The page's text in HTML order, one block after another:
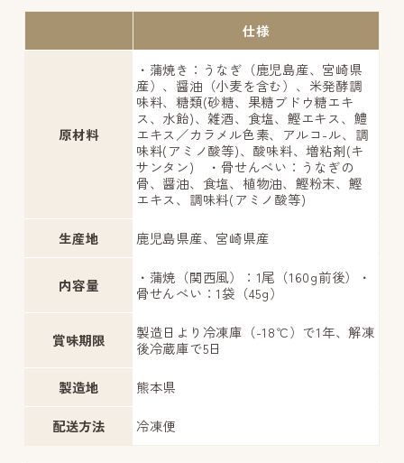
仕様
原材料
・蒲焼き：うなぎ（鹿児島産、宮崎県
産）、醤油（小麦を含む）、米発酵調
味料、糖類(砂糖、果糖ブドウ糖エキ
ス、水飴)、雑酒、食塩、鰹エキス、鱧
エキス／カラメル色素、アルコ-ル、調
味料(アミノ酸等)、酸味料、増粘剤(キ
サンタン) ・骨せんべい：うなぎの
骨、醤油、食塩、植物油、鰹粉末、鰹
エキス、調味料(アミノ酸等)
生産地 鹿児島県産、宮崎県産
内容量
・蒲焼（関西風）：1尾（160g前後）・
骨せんべい：1袋（45g）
賞味期限
製造日より冷凍庫（-18℃）で1年、解凍
後冷蔵庫で5日
製造地 熊本県
配送方法 冷凍便